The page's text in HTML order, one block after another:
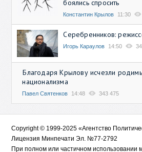
боялись спросить
Константин Крылов 11:30
Серебренников:
Игорь Караулов 14:50
Благодаря Крылову исчезли
национализма
Павел Святенков 14:48 343 475
Copyright © 1999-2025 «Агентство
Лицензия Минпечати Эл. №77-2792
При полном или частичном использовании